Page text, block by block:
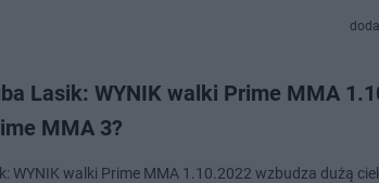
Lasik: WYNIK walki Prime MMA
MMA 3?
WYNIK walki Prime MMA 1.10.2022 wzbudza dużą